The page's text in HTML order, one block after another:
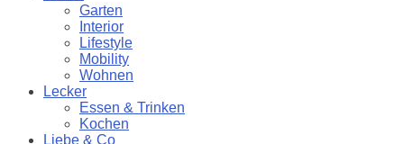
Garten
Interior
Lifestyle
Mobility
Wohnen
Lecker
Essen & Trinken
Kochen
Liebe & Co